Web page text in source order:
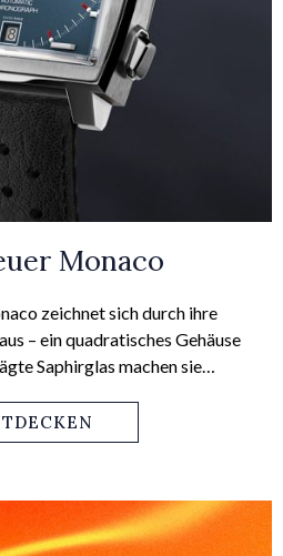
Monaco
zeichnet sich durch ihre
– ein quadratisches Gehäuse
Saphirglas machen sie
dar, doch mittlerweile ist
zu einem Designklassiker mit